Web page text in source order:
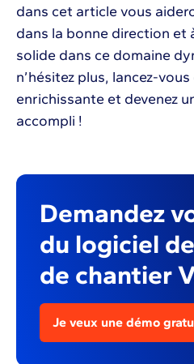
dans cet article vous
dans la bonne direction et
solide dans ce domaine
n’hésitez plus, lancez-
enrichissante et devenez
accompli !
Demandez
du logiciel
de chantier
Je veux une démo